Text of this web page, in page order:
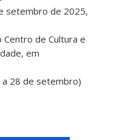
setembro de 2025,
Centro de Cultura e
em
a 28 de setembro)